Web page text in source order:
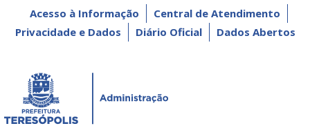
Acesso à Informação
Central de Atendimento
Privacidade e Dados
Diário Oficial Dados Abertos